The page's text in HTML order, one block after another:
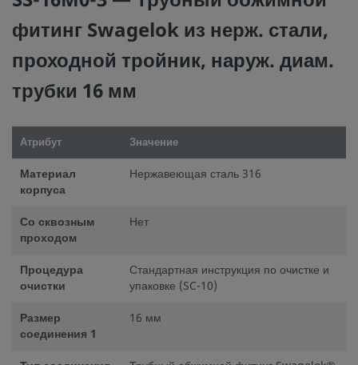
Swagelok Company.
фитинг Swagelok из нерж. стали,
проходной тройник, наруж. диам.
трубки 16 мм
Атрибут Значение
Материал
корпуса
Нержавеющая сталь 316
Со сквозным
проходом
Нет
Процедура
очистки
Стандартная инструкция по очистке и
упаковке (SC-10)
Размер
соединения 1
16 мм